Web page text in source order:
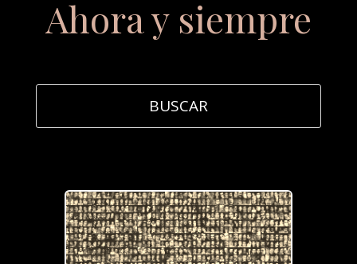
Ahora y siempre